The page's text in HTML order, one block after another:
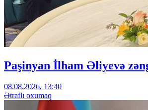
Paşinyan İlham Əliyevə
08.08.2026, 13:40
Ətraflı oxumaq